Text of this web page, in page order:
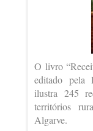
O livro
editado pela
ilustra 245
territórios
Algarve.